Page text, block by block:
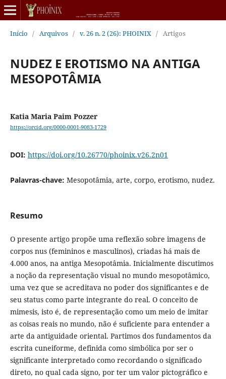
Início / Arquivos / v. 26 n. 2 (26): PHOINIX / Artigos
NUDEZ E EROTISMO NA ANTIGA
MESOPOTÂMIA
Katia Maria Paim Pozzer
https://orcid.org/0000-0001-9083-1729
DOI: https://doi.org/10.26770/phoinix.v26.2n01
Palavras-chave: Mesopotâmia, arte, corpo, erotismo, nudez.
Resumo
O presente artigo propõe uma reflexão sobre imagens de
corpos nus (femininos e masculinos), criadas há mais de
4.000 anos, na antiga Mesopotâmia. Inicialmente discutimos
a noção da representação visual no mundo mesopotâmico,
uma vez que se acreditava no poder dos significantes e de
seu status como parte integrante do real. O conceito de
mimesis, isto é, de representação como um meio de imitar
as coisas reais no mundo, não é suficiente para entender a
arte da antiguidade oriental. Partimos dos fundamentos da
escrita cuneiforme, definida como simbólica por ser o
significante interpretado como recordando o significado
direto, no qual cada signo, por ter um valor pictográfico e